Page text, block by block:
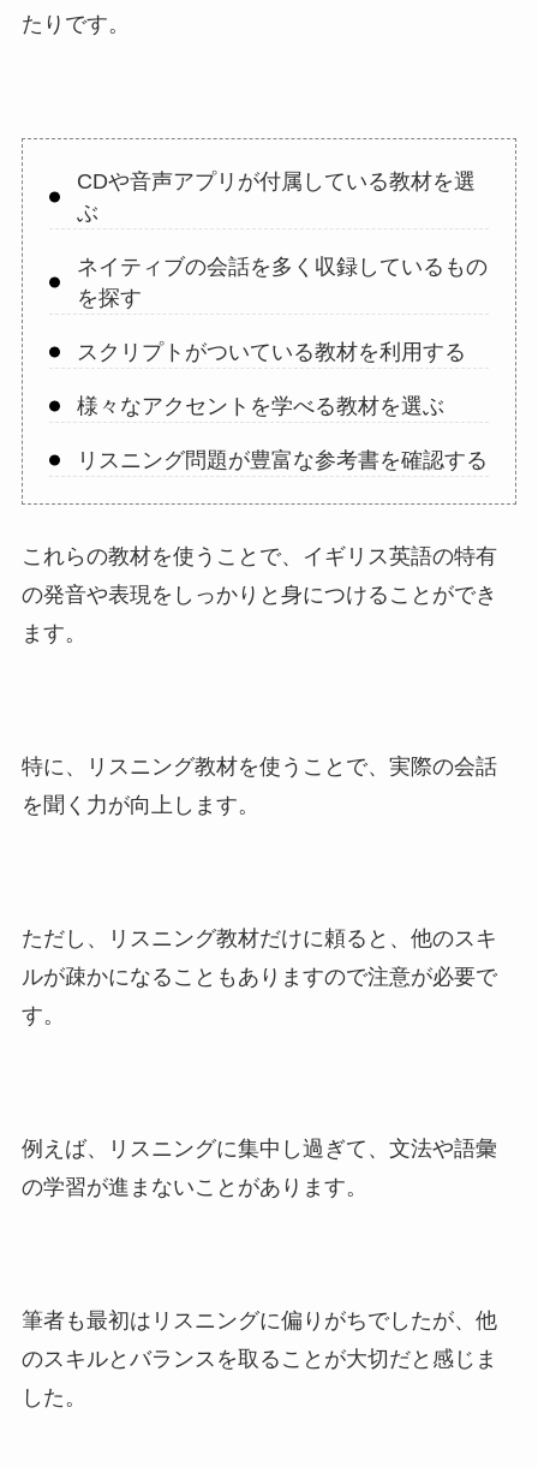
たりです。
CDや音声アプリが付属している教材を選
ぶ
ネイティブの会話を多く収録しているもの
を探す
スクリプトがついている教材を利用する
様々なアクセントを学べる教材を選ぶ
リスニング問題が豊富な参考書を確認する
これらの教材を使うことで、イギリス英語の特有
の発音や表現をしっかりと身につけることができ
ます。
特に、リスニング教材を使うことで、実際の会話
を聞く力が向上します。
ただし、リスニング教材だけに頼ると、他のスキ
ルが疎かになることもありますので注意が必要で
す。
例えば、リスニングに集中し過ぎて、文法や語彙
の学習が進まないことがあります。
筆者も最初はリスニングに偏りがちでしたが、他
のスキルとバランスを取ることが大切だと感じま
した。